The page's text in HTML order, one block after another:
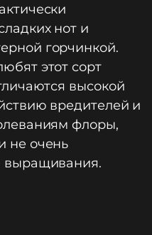
нот и
горчинкой.
этот сорт
высокой
вредителей и
флоры,
не очень
выращивания.